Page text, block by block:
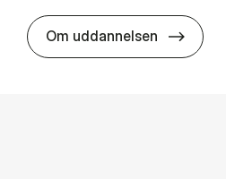
Om uddannelsen